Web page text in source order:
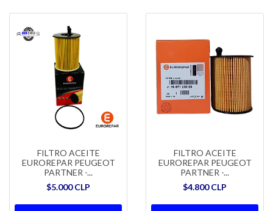
FILTRO ACEITE
EUROREPAR PEUGEOT
PARTNER -...
$5.000 CLP
FILTRO ACEITE
EUROREPAR PEUGEOT
PARTNER -...
$4.800 CLP